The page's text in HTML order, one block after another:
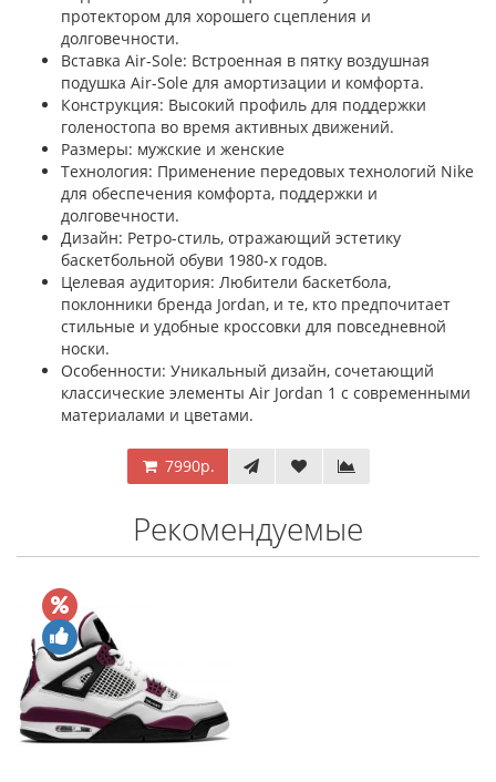
протектором для хорошего сцепления и
долговечности.
Вставка Air-Sole: Встроенная в пятку воздушная
подушка Air-Sole для амортизации и комфорта.
Конструкция: Высокий профиль для поддержки
голеностопа во время активных движений.
Размеры: мужские и женские
Технология: Применение передовых технологий Nike
для обеспечения комфорта, поддержки и
долговечности.
Дизайн: Ретро-стиль, отражающий эстетику
баскетбольной обуви 1980-х годов.
Целевая аудитория: Любители баскетбола,
поклонники бренда Jordan, и те, кто предпочитает
стильные и удобные кроссовки для повседневной
носки.
Особенности: Уникальный дизайн, сочетающий
классические элементы Air Jordan 1 с современными
материалами и цветами.
7990р.
Рекомендуемые